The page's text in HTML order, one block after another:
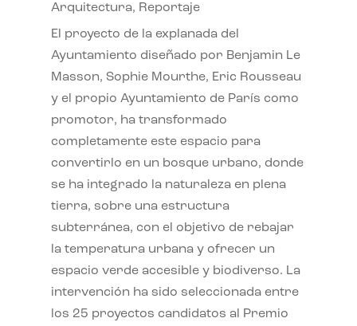
Arquitectura, Reportaje
El proyecto de la explanada del
Ayuntamiento diseñado por Benjamin Le
Masson, Sophie Mourthe, Eric Rousseau
y el propio Ayuntamiento de París como
promotor, ha transformado
completamente este espacio para
convertirlo en un bosque urbano, donde
se ha integrado la naturaleza en plena
tierra, sobre una estructura
subterránea, con el objetivo de rebajar
la temperatura urbana y ofrecer un
espacio verde accesible y biodiverso. La
intervención ha sido seleccionada entre
los 25 proyectos candidatos al Premio